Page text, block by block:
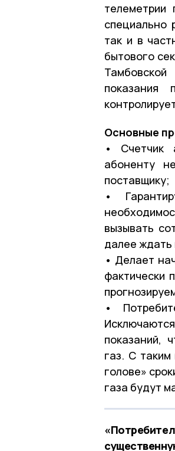
телеметрии
специально
так и в
бытового
показания
Основные
• Счетчик
абоненту
поставщику;
•
вызывать
далее ждать
• Делает
фактически
•
показаний,
газ. С
голове»
газа будут